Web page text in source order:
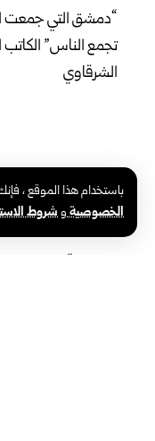
باستخدام هذا الموقع ،
الخصوصيةوشروط
“دمشق التي جمعت
تجمع الناس”
الشرقاوي